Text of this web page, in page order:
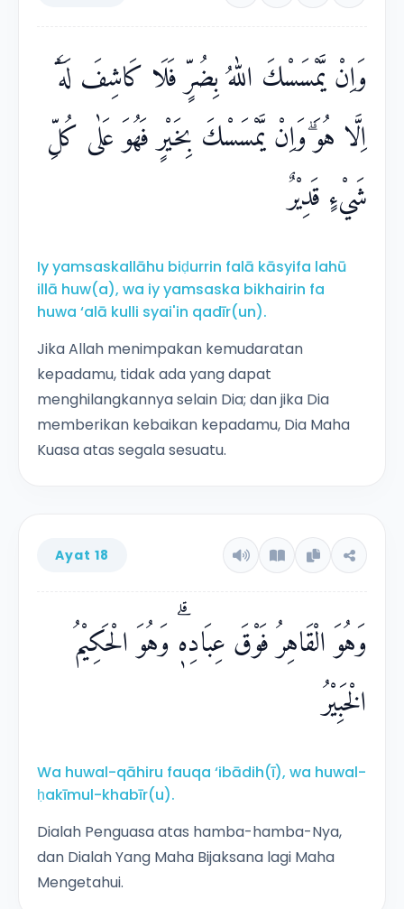
وَاِنْ يَّمْسَسْكَ اللّٰهُ بِضُرٍّ فَلَا كَاشِفَ لَهٗٓ
اِلَّا هُوَ ۗوَاِنْ يَّمْسَسْكَ بِخَيْرٍ فَهُوَ عَلٰى كُلِّ
شَيْءٍ قَدِيْرٌ
Iy yamsaskallāhu biḍurrin falā kāsyifa lahū
illā huw(a), wa iy yamsaska bikhairin fa
huwa ‘alā kulli syai'in qadīr(un).
Jika Allah menimpakan kemudaratan
kepadamu, tidak ada yang dapat
menghilangkannya selain Dia; dan jika Dia
memberikan kebaikan kepadamu, Dia Maha
Kuasa atas segala sesuatu.
Ayat 18
وَهُوَ الْقَاهِرُ فَوْقَ عِبَادِهٖۗ وَهُوَ الْحَكِيْمُ
الْخَبِيْرُ
Wa huwal-qāhiru fauqa ‘ibādih(ī), wa huwal-
ḥakīmul-khabīr(u).
Dialah Penguasa atas hamba-hamba-Nya,
dan Dialah Yang Maha Bijaksana lagi Maha
Mengetahui.